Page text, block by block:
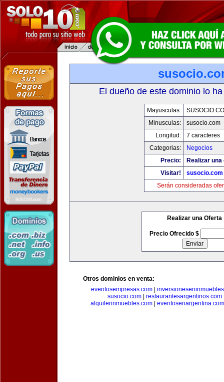
El dueño de este dominio lo
Mayusculas:
Minusculas:
susocio.com
Longitud:
7 caracteres
Categorias:
Negocios
Precio:
Realizar
Visitar!
susocio.com
Serán consideradas
Realizar una Oferta
Precio Ofrecido $
Otros dominios en venta:
eventosempresas.com
susocio.com
restaurantesargentinos.com
alquilerinmuebles.com
eventosenargentina.com